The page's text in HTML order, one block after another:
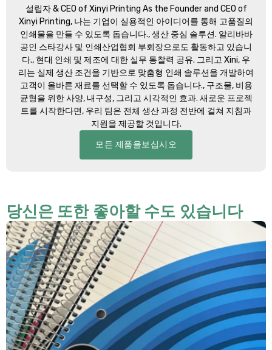
설립자 &CEO of Xinyi Printing As the Founder and CEO of
Xinyi Printing, 나는 기업이 실용적인 아이디어를 통해 고품질의
인쇄물을 만들 수 있도록 돕습니다., 생산 중심 솔루션. 알리바바
공인 스타강사 및 인쇄산업협회 부회장으로도 활동하고 있습니
다., 현대 인쇄 및 제조에 대한 실무 통찰력 공유. 그리고 Xini, 우
리는 실제 생산 조건을 기반으로 맞춤형 인쇄 솔루션을 개발하여
고객이 올바른 재료를 선택할 수 있도록 돕습니다., 구조물, 비용
균형을 위한 사양, 내구성, 그리고 시각적인 효과. 새로운 프로젝
트를 시작한다면, 우리 팀은 전체 생산 과정 전반에 걸쳐 지침과
지원을 제공할 것입니다.
모든 제품을보십시오
당신은 또한 좋아할 수도 있습니다